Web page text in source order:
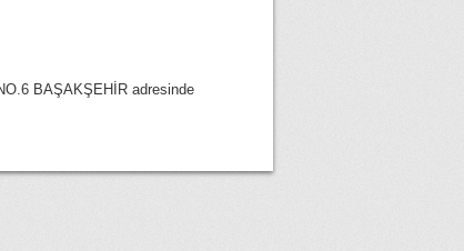
BAŞAKŞEHİR adresinde